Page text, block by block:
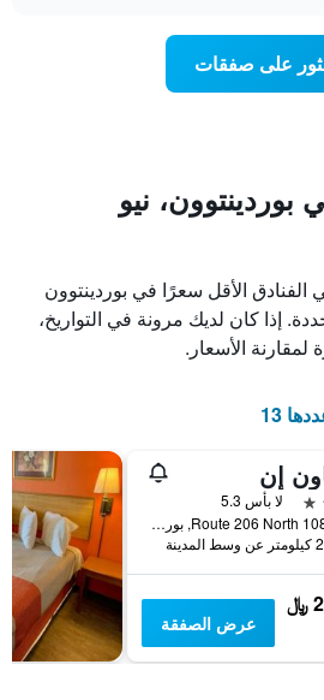
على صفقات
نيو
الأقل سعرًا في بوردينتوون
إذا كان لديك مرونة في التواريخ،
لمقارنة الأسعار.
13
إن
لا بأس 5.3
1083 Route 206 North, بوردينتوون, NJ, الولايات المتحدة الأميريكية
عرض الصفقة